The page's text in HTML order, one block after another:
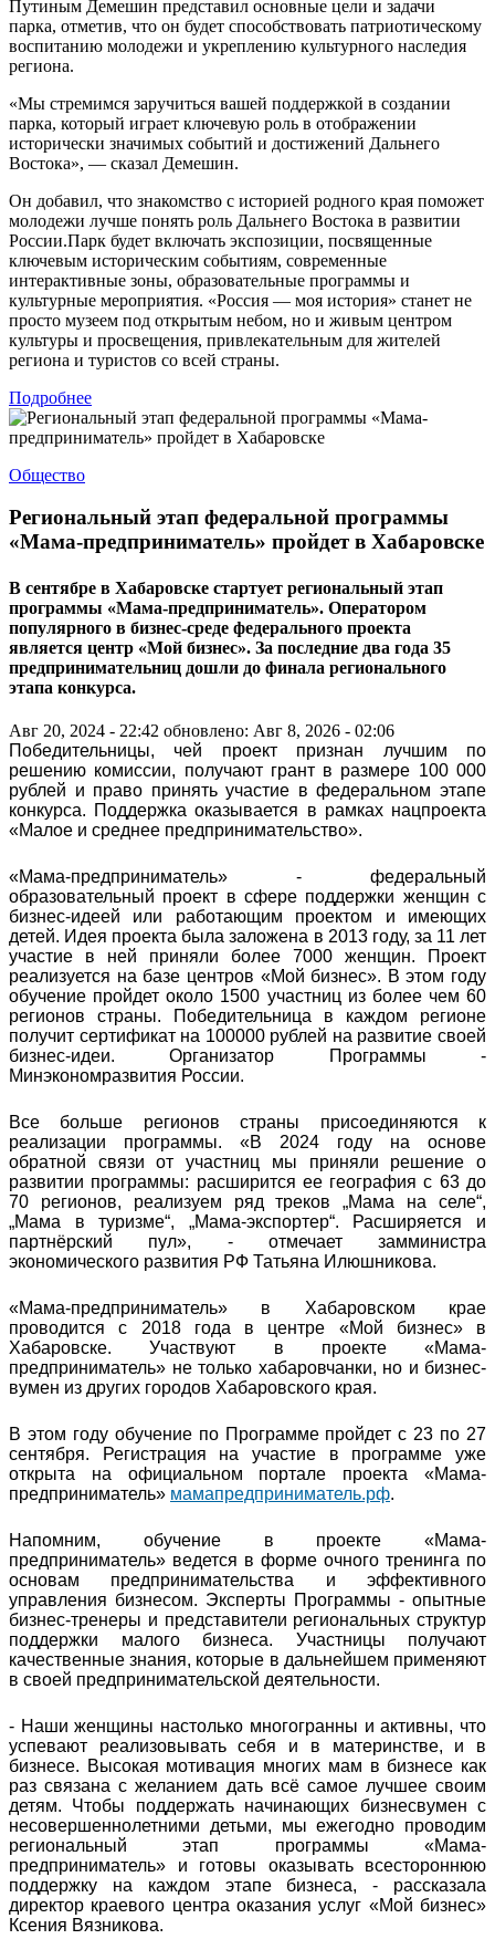
Путиным Демешин представил основные цели и задачи
парка, отметив, что он будет способствовать патриотическому
воспитанию молодежи и укреплению культурного наследия
региона.
«Мы стремимся заручиться вашей поддержкой в создании
парка, который играет ключевую роль в отображении
исторически значимых событий и достижений Дальнего
Востока», — сказал Демешин.
Он добавил, что знакомство с историей родного края поможет
молодежи лучше понять роль Дальнего Востока в развитии
России.Парк будет включать экспозиции, посвященные
ключевым историческим событиям, современные
интерактивные зоны, образовательные программы и
культурные мероприятия. «Россия — моя история» станет не
просто музеем под открытым небом, но и живым центром
культуры и просвещения, привлекательным для жителей
региона и туристов со всей страны.
Подробнее
Общество
Региональный этап федеральной программы
«Мама-предприниматель» пройдет в Хабаровске
В сентябре в Хабаровске стартует региональный этап
программы «Мама-предприниматель». Оператором
популярного в бизнес-среде федерального проекта
является центр «Мой бизнес». За последние два года 35
предпринимательниц дошли до финала регионального
этапа конкурса.
Авг 20, 2024 - 22:42 обновлено: Авг 8, 2026 - 02:06
Победительницы, чей проект признан лучшим по
решению комиссии, получают грант в размере 100 000
рублей и право принять участие в федеральном этапе
конкурса. Поддержка оказывается в рамках нацпроекта
«Малое и среднее предпринимательство».
«Мама-предприниматель» - федеральный
образовательный проект в сфере поддержки женщин с
бизнес-идеей или работающим проектом и имеющих
детей. Идея проекта была заложена в 2013 году, за 11 лет
участие в ней приняли более 7000 женщин. Проект
реализуется на базе центров «Мой бизнес». В этом году
обучение пройдет около 1500 участниц из более чем 60
регионов страны. Победительница в каждом регионе
получит сертификат на 100000 рублей на развитие своей
бизнес-идеи. Организатор Программы -
Минэкономразвития России.
Все больше регионов страны присоединяются к
реализации программы. «В 2024 году на основе
обратной связи от участниц мы приняли решение о
развитии программы: расширится ее география с 63 до
70 регионов, реализуем ряд треков „Мама на селе“,
„Мама в туризме“, „Мама-экспортер“. Расширяется и
партнёрский пул», - отмечает замминистра
экономического развития РФ Татьяна Илюшникова.
«Мама-предприниматель» в Хабаровском крае
проводится с 2018 года в центре «Мой бизнес» в
Хабаровске. Участвуют в проекте «Мама-
предприниматель» не только хабаровчанки, но и бизнес-
вумен из других городов Хабаровского края.
В этом году обучение по Программе пройдет с 23 по 27
сентября. Регистрация на участие в программе уже
открыта на официальном портале проекта «Мама-
предприниматель» мамапредприниматель.рф.
Напомним, обучение в проекте «Мама-
предприниматель» ведется в форме очного тренинга по
основам предпринимательства и эффективного
управления бизнесом. Эксперты Программы - опытные
бизнес-тренеры и представители региональных структур
поддержки малого бизнеса. Участницы получают
качественные знания, которые в дальнейшем применяют
в своей предпринимательской деятельности.
- Наши женщины настолько многогранны и активны, что
успевают реализовывать себя и в материнстве, и в
бизнесе. Высокая мотивация многих мам в бизнесе как
раз связана с желанием дать всё самое лучшее своим
детям. Чтобы поддержать начинающих бизнесвумен с
несовершеннолетними детьми, мы ежегодно проводим
региональный этап программы «Мама-
предприниматель» и готовы оказывать всестороннюю
поддержку на каждом этапе бизнеса, - рассказала
директор краевого центра оказания услуг «Мой бизнес»
Ксения Вязникова.